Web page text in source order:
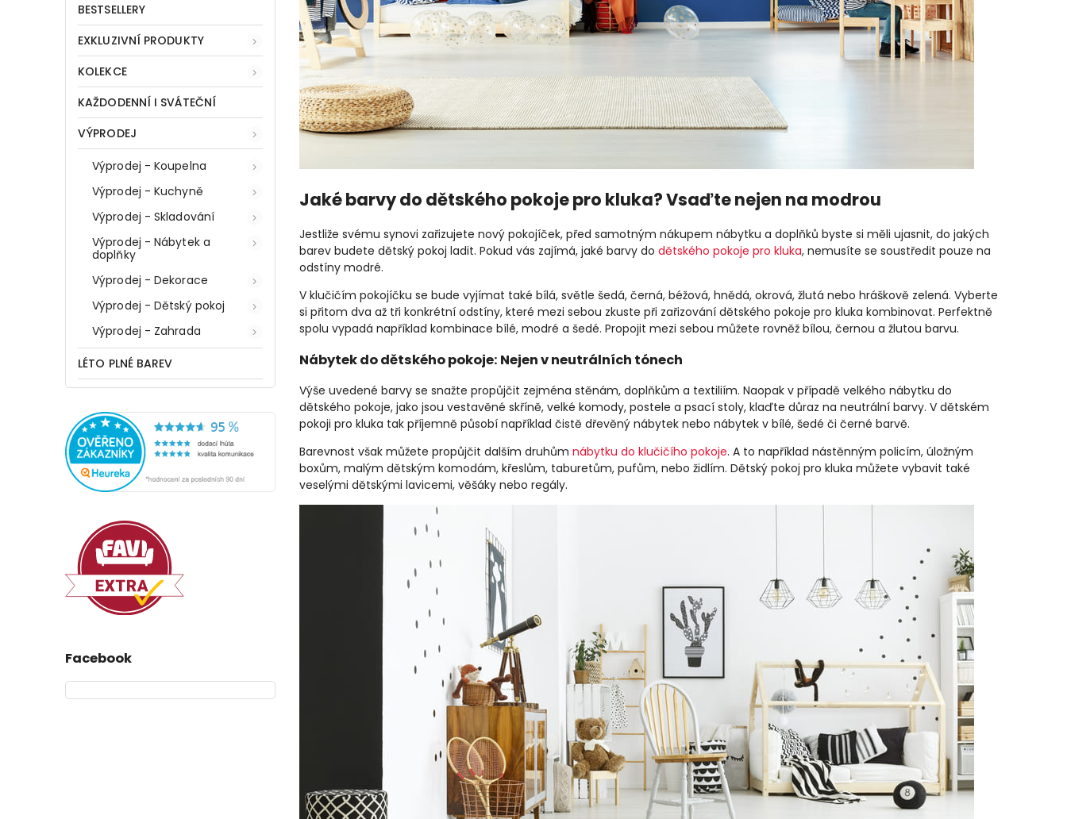
BESTSELLERY
EXKLUZIVNÍ PRODUKTY
KOLEKCE
KAŽDODENNÍ I SVÁTEČNÍ
VÝPRODEJ
Výprodej - Koupelna
Výprodej - Kuchyně
Výprodej - Skladování
Výprodej - Nábytek a
doplňky
Výprodej - Dekorace
Výprodej - Dětský pokoj
Výprodej - Zahrada
LÉTO PLNÉ BAREV
Facebook
Jaké barvy do dětského pokoje pro kluka? Vsaďte nejen na modrou
Jestliže svému synovi zařizujete nový pokojíček, před samotným nákupem nábytku a doplňků byste si měli ujasnit, do jakých
barev budete dětský pokoj ladit. Pokud vás zajímá, jaké barvy do dětského pokoje pro kluka, nemusíte se soustředit pouze na
odstíny modré.
V klučičím pokojíčku se bude vyjímat také bílá, světle šedá, černá, béžová, hnědá, okrová, žlutá nebo hráškově zelená. Vyberte
si přitom dva až tři konkrétní odstíny, které mezi sebou zkuste při zařizování dětského pokoje pro kluka kombinovat. Perfektně
spolu vypadá například kombinace bílé, modré a šedé. Propojit mezi sebou můžete rovněž bílou, černou a žlutou barvu.
Nábytek do dětského pokoje: Nejen v neutrálních tónech
Výše uvedené barvy se snažte propůjčit zejména stěnám, doplňkům a textiliím. Naopak v případě velkého nábytku do
dětského pokoje, jako jsou vestavěné skříně, velké komody, postele a psací stoly, klaďte důraz na neutrální barvy. V dětském
pokoji pro kluka tak příjemně působí například čistě dřevěný nábytek nebo nábytek v bílé, šedé či černé barvě.
Barevnost však můžete propůjčit dalším druhům nábytku do klučičího pokoje. A to například nástěnným policím, úložným
boxům, malým dětským komodám, křeslům, taburetům, pufům, nebo židlím. Dětský pokoj pro kluka můžete vybavit také
veselými dětskými lavicemi, věšáky nebo regály.